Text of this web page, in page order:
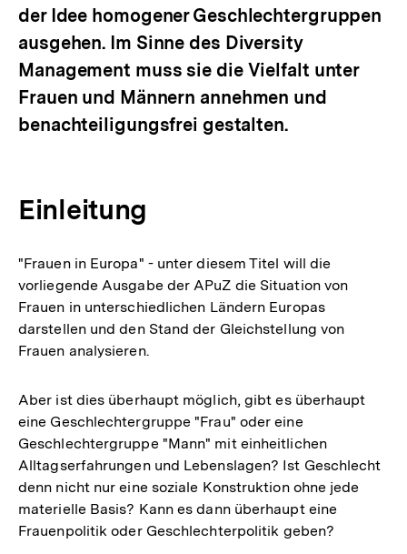
der Idee homogener Geschlechtergruppen
ausgehen. Im Sinne des Diversity
Management muss sie die Vielfalt unter
Frauen und Männern annehmen und
benachteiligungsfrei gestalten.
Einleitung
"Frauen in Europa" - unter diesem Titel will die
vorliegende Ausgabe der APuZ die Situation von
Frauen in unterschiedlichen Ländern Europas
darstellen und den Stand der Gleichstellung von
Frauen analysieren.
Aber ist dies überhaupt möglich, gibt es überhaupt
eine Geschlechtergruppe "Frau" oder eine
Geschlechtergruppe "Mann" mit einheitlichen
Alltagserfahrungen und Lebenslagen? Ist Geschlecht
denn nicht nur eine soziale Konstruktion ohne jede
materielle Basis? Kann es dann überhaupt eine
Frauenpolitik oder Geschlechterpolitik geben?